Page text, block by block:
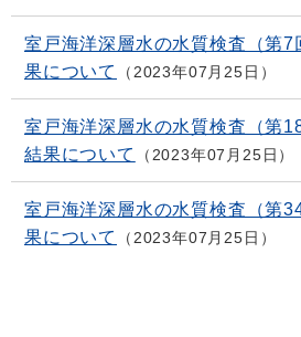
室戸海洋深層水の水質検査（第
果について
2023年07月25日
室戸海洋深層水の水質検査（第
結果について
2023年07月25日
室戸海洋深層水の水質検査（第
果について
2023年07月25日